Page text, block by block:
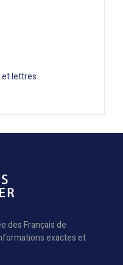
et lettres
des Français de
exactes et